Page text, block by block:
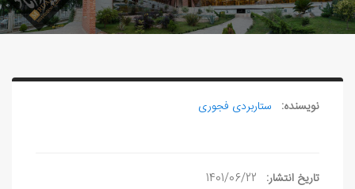
نویسنده: ستاربردی فجوری
تاریخ انتشار: 1401/06/22